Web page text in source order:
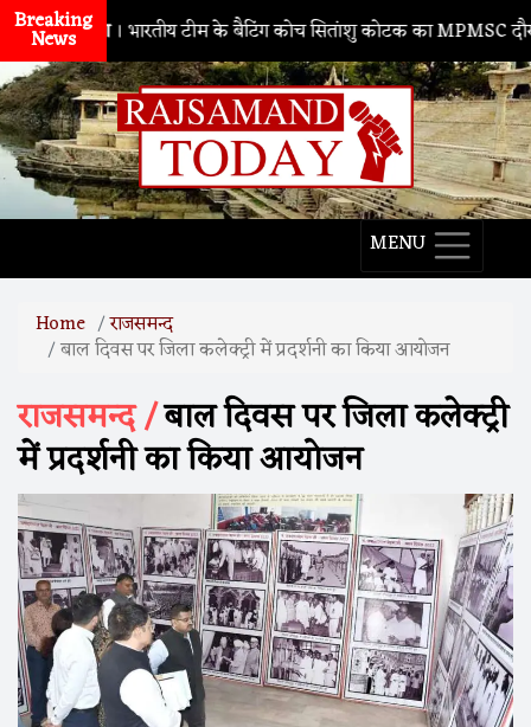
Breaking
News
नाथद्वारा। भारतीय टीम के बैटिंग कोच सितांशु कोटक का MPMSC दौरा, युवा
MENU
Home राजसमन्द
बाल दिवस पर जिला कलेक्ट्री में प्रदर्शनी का किया आयोजन
राजसमन्द /बाल दिवस पर जिला कलेक्ट्री
में प्रदर्शनी का किया आयोजन